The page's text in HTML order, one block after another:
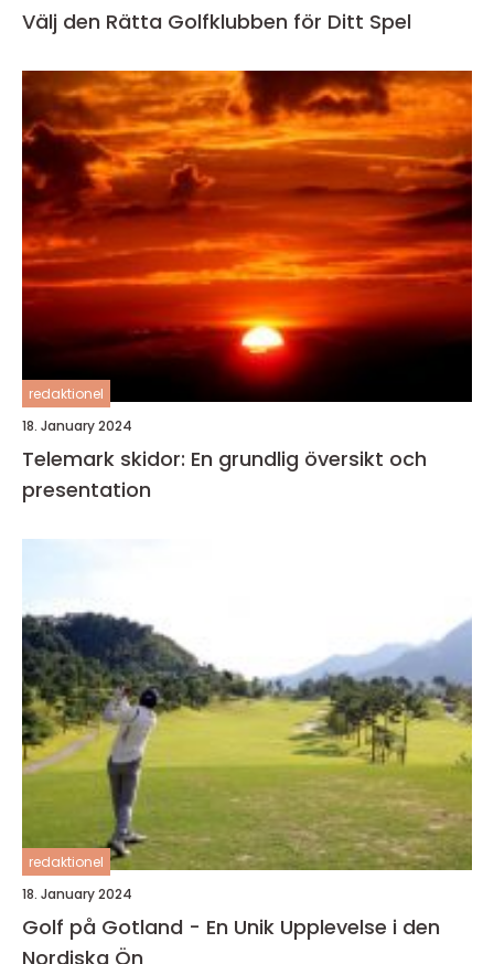
Välj den Rätta Golfklubben för Ditt Spel
redaktionel
18. January 2024
Telemark skidor: En grundlig översikt och
presentation
redaktionel
18. January 2024
Golf på Gotland - En Unik Upplevelse i den
Nordiska Ön